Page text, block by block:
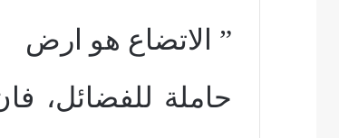
” الاتضاع هو ارض
حاملة للفضائل،